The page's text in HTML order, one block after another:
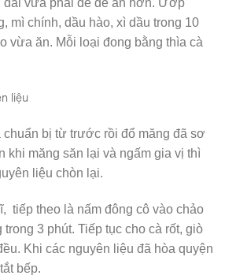
mì chính, dầu hào, xì dầu trong 10
vừa ăn. Mỗi loại đong bằng thìa cà
liệu
chuẩn bị từ trước rồi đổ măng đã sơ
khi măng săn lại và ngấm gia vị thì
liệu chòn lại.
tiếp theo là nấm đông cô vào chảo
3 phút. Tiếp tục cho cà rốt, giò
Khi các nguyên liệu đã hòa quyện
bếp.